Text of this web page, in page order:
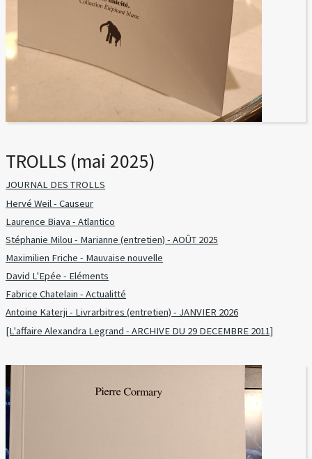
TROLLS (mai 2025)
JOURNAL DES TROLLS
Hervé Weil - Causeur
Laurence Biava - Atlantico
Stéphanie Milou - Marianne (entretien) - AOÛT 2025
Maximilien Friche - Mauvaise nouvelle
David L'Epée - Eléments
Fabrice Chatelain - Actualitté
Antoine Katerji - Livrarbitres (entretien) - JANVIER 2026
[L'affaire Alexandra Legrand - ARCHIVE DU 29 DECEMBRE 2011]